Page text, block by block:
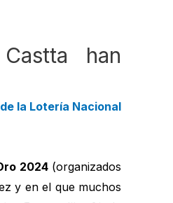
han
la Lotería Nacional
2024 (organizados
y en el que muchos